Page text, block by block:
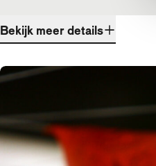
Bekijk meer details